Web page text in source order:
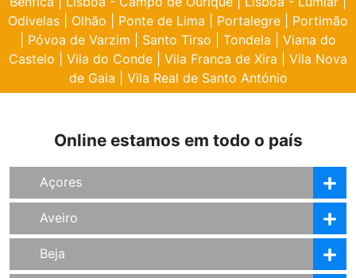
Odivelas
Olhão Ponte de Lima Portalegre
Portimão
Póvoa de Varzim Santo Tirso Tondela
Viana do
Castelo
Vila do Conde Vila Franca de Xira
Vila Nova
de Gaia
Vila Real de Santo António
Online estamos em todo o país
Açores
Aveiro
Beja